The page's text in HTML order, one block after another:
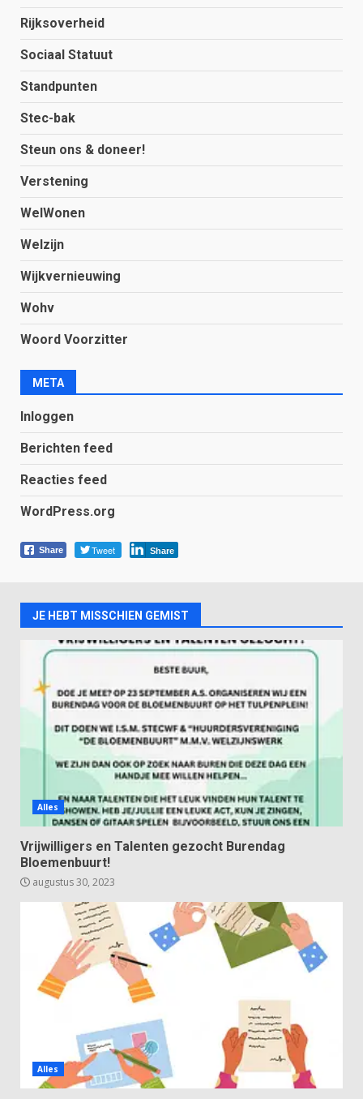
Rijksoverheid
Sociaal Statuut
Standpunten
Stec-bak
Steun ons & doneer!
Verstening
WelWonen
Welzijn
Wijkvernieuwing
Wohv
Woord Voorzitter
META
Inloggen
Berichten feed
Reacties feed
WordPress.org
Share Tweet Share
JE HEBT MISSCHIEN GEMIST
Alles
Vrijwilligers en Talenten gezocht Burendag
Bloemenbuurt!
augustus 30, 2023
Alles